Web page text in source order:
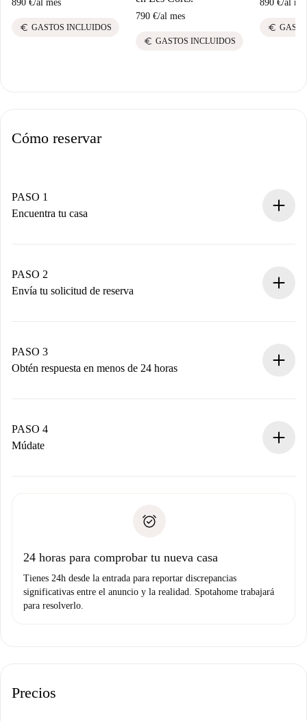
890 €/al mes
euro GASTOS INCLUIDOS
790 €/al mes
euro GASTOS INCLUIDOS
890 €/al
euro
Cómo reservar
PASO 1
Encuentra tu casa
Tienes toda la información necesaria por adelantado.
PASO 2
Envía tu solicitud de reserva
propietario acepte.
PASO 3
Obtén respuesta en menos de 24 horas
contacto con el propietario.
Si es rechazada: No te haremos ningún cargo y te
Prueba de solvencia
PASO 4
Múdate
no nos comunicas ningún problema.
24 horas para comprobar tu nueva casa
Tienes 24h desde la entrada para reportar discrepancias
significativas entre el anuncio y la realidad. Spotahome trabajará
para resolverlo.
Precios